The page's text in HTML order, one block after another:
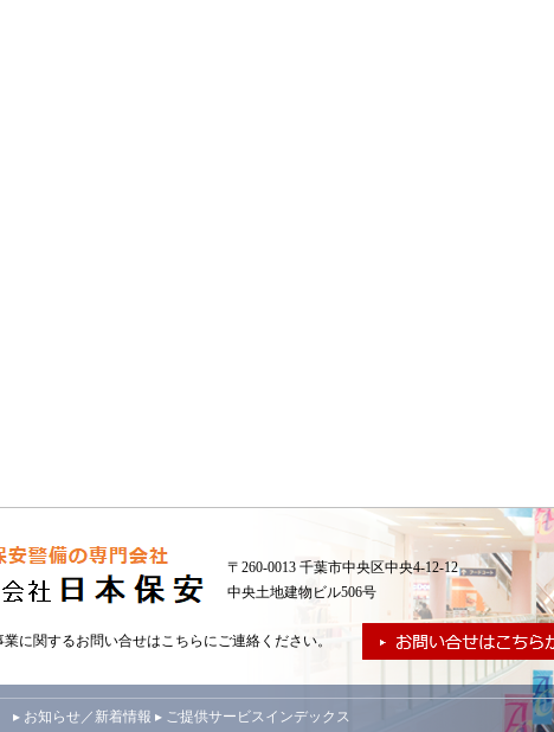
〒260-0013 千葉市中央区中央4-12-12
中央土地建物ビル506号
に関するお問い合せはこちらにご連絡ください。
▸ お知らせ／新着情報 ▸ ご提供サービスインデックス